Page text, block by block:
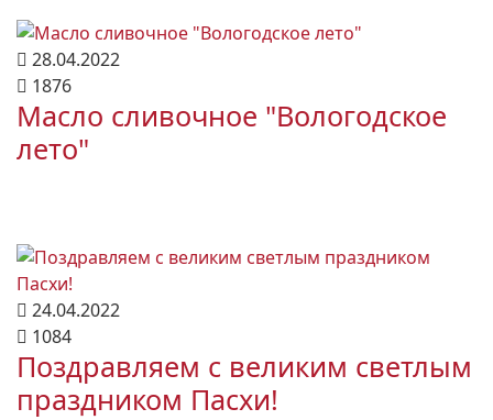
28.04.2022
1876
Масло сливочное "Вологодское
лето"
24.04.2022
1084
Поздравляем с великим светлым
праздником Пасхи!